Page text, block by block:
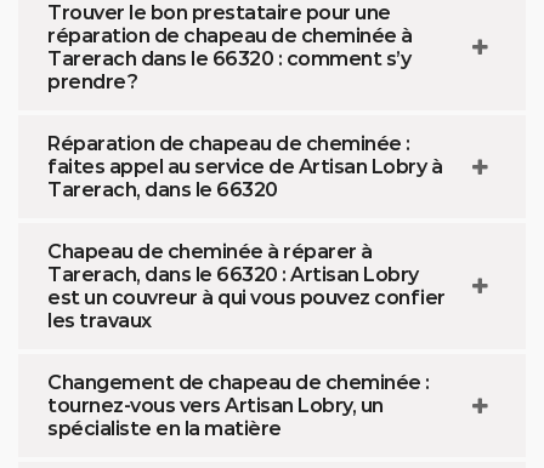
Trouver le bon prestataire pour une
réparation de chapeau de cheminée à
Tarerach dans le 66320 : comment s’y
prendre ?
Réparation de chapeau de cheminée :
faites appel au service de Artisan Lobry à
Tarerach, dans le 66320
Chapeau de cheminée à réparer à
Tarerach, dans le 66320 : Artisan Lobry
est un couvreur à qui vous pouvez confier
les travaux
Changement de chapeau de cheminée :
tournez-vous vers Artisan Lobry, un
spécialiste en la matière